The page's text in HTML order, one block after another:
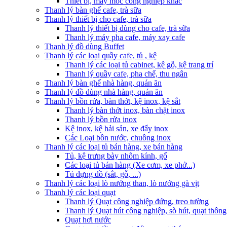
Thanh lý bàn ghế cafe, trà sữa
Thanh lý thiết bị cho cafe, trà sữa
Thanh lý thiết bị dùng cho cafe, trà sữa
Thanh lý máy pha cafe, máy xay cafe
Thanh lý đồ dùng Buffet
Thanh lý các loại quầy cafe, tủ , kệ
Thanh lý các loại tủ cabinet, kệ gỗ, kệ trang trí
Thanh lý quầy cafe, pha chế, thu ngân
Thanh lý bàn ghế nhà hàng, quán ăn
Thanh lý đồ dùng nhà hàng, quán ăn
Thanh lý bồn rửa, bàn thớt, kệ inox, kệ sắt
Thanh lý bàn thớt inox, bàn chặt inox
Thanh lý bồn rửa inox
Kệ inox, kệ hải sản, xe đẩy inox
Các Loại bồn nước, chuồng inox
Thanh lý các loại tủ bán hàng, xe bán hàng
Tủ, kệ trưng bày nhôm kính, gổ
Các loại tủ bán hàng (Xe cơm, xe phở...)
Tủ đựng đồ (sắt, gỗ, ...)
Thanh lý các loại lò nướng than, lò nướng gà vịt
Thanh lý các loại quạt
Thanh lý Quạt công nghiệp đứng, treo tường
Thanh lý Quạt hút công nghiệp, sò hút, quạt
Quạt hơi nước